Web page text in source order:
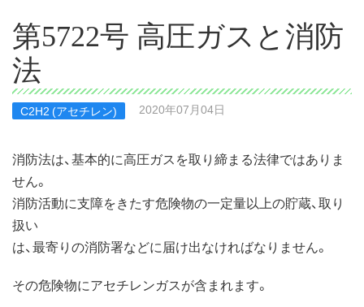
第5722号 高圧ガスと消防
法
C2H2 (アセチレン) 2020年07月04日
消防法は、基本的に高圧ガスを取り締まる法律ではありま
せん。
消防活動に支障をきたす危険物の一定量以上の貯蔵、取り
扱い
は、最寄りの消防署などに届け出なければなりません。
その危険物にアセチレンガスが含まれます。